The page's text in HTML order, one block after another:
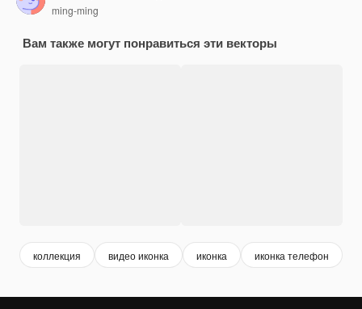
ming-ming
Вам также могут понравиться эти векторы
коллекция видео иконка иконка иконка телефон